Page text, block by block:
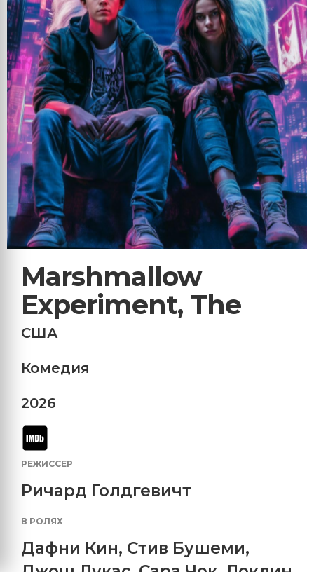
Marshmallow
Experiment, The
США
Комедия
2026
РЕЖИССЕР
Ричард Голдгевичт
В РОЛЯХ
Дафни Кин, Стив Бушеми,